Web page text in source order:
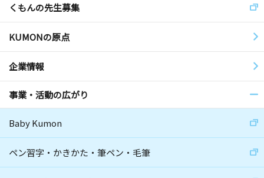
くもんの先生募集
KUMONの原点
企業情報
事業・活動の広がり
Baby Kumon
ペン習字・かきかた・筆ペン・毛筆